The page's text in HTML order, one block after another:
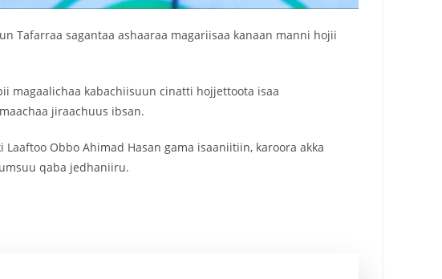
Tafarraa sagantaa ashaaraa magariisaa kanaan manni hojii
magaalichaa kabachiisuun cinatti hojjettoota isaa
jiraachuus ibsan.
Obbo Ahimad Hasan gama isaaniitiin, karoora akka
qaba jedhaniiru.